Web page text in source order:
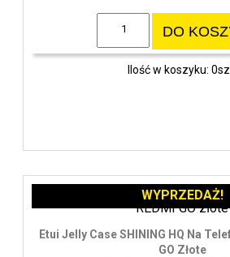
DO
Ilość w koszyku:
Etui Jelly Case SHINING HQ Na
GO Złote
WYPRZEDAŻ!